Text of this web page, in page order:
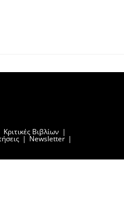
Κριτικές Βιβλίων
Newsletter